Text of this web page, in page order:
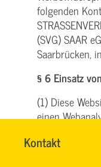
Kontakt
HASSNAE
Name*
folgenden
(SVG) SAAR
Saarbrücken,
§ 6 Einsatz
(1) Diese
einen
„Cookies“,